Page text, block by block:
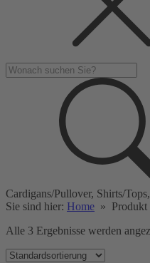
Cardigans/Pullover, Shirts/
Sie sind hier: Home » Produkt
Alle 3 Ergebnisse werden